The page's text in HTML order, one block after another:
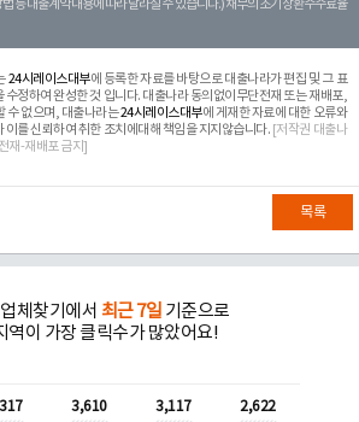
등 대출계약 내용에 따라 달라질 수 있습니다.) 채무의 조기 상환수수료율
24시레이스대부에 등록한 자료를 바탕으로 대출나라가 편집 및 그 표
수정하여 완성한 것 입니다. 대출나라 동의없이무단전재 또는 재배포,
수 없으며, 대출나라는24시레이스대부에 게재한 자료에 대한 오류와
이를 신뢰하여 취한 조치에대해 책임을 지지않습니다. [저작권 대출나
재-재배포 금지]
목록
체찾기에서 최근 7일 기준으로
역이 가장 클릭수가 많았어요!
3,610 3,117 2,622